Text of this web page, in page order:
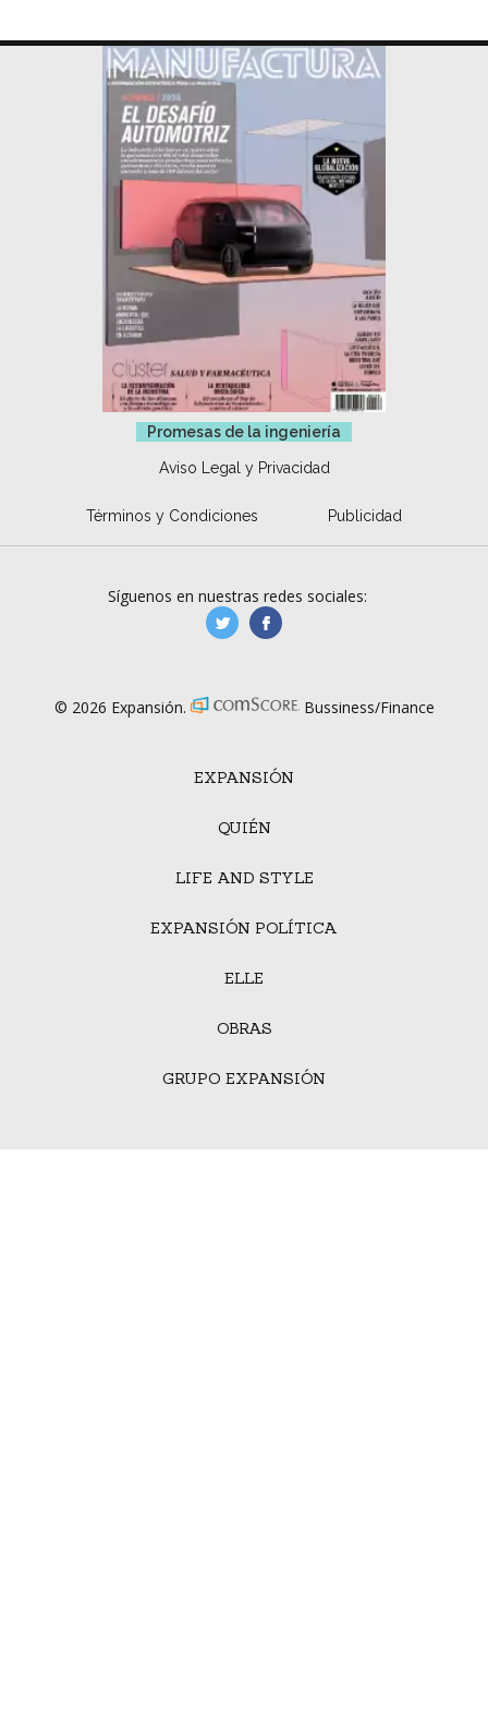
Promesas de la ingeniería
Aviso Legal y Privacidad
Términos y Condiciones Publicidad
EXPANSIÓN
QUIÉN
LIFE AND STYLE
EXPANSIÓN POLÍTICA
ELLE
OBRAS
GRUPO EXPANSIÓN
Síguenos en nuestras redes sociales:
manufacturaGE
© 2026 Expansión. Bussiness/Finance